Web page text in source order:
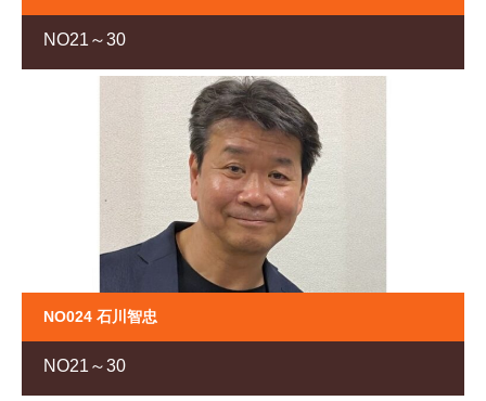
NO21～30
NO024 石川智忠
NO21～30